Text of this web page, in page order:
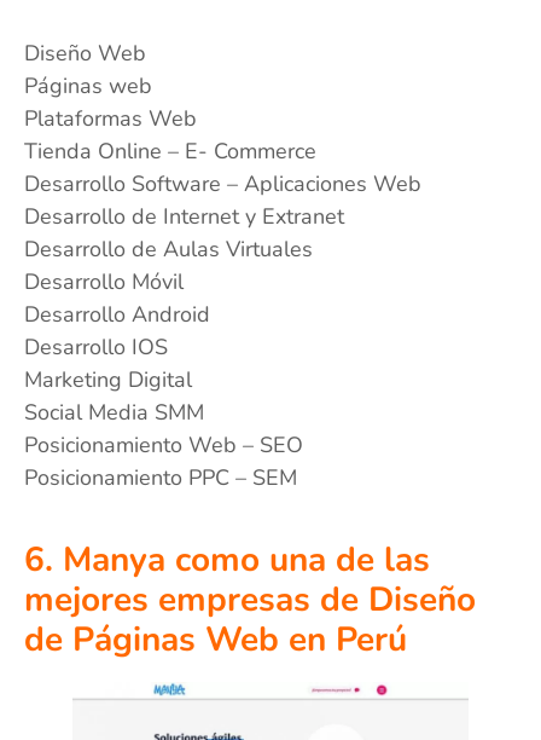
Diseño Web
Páginas web
Plataformas Web
Tienda Online – E- Commerce
Desarrollo Software – Aplicaciones Web
Desarrollo de Internet y Extranet
Desarrollo de Aulas Virtuales
Desarrollo Móvil
Desarrollo Android
Desarrollo IOS
Marketing Digital
Social Media SMM
Posicionamiento Web – SEO
Posicionamiento PPC – SEM
6. Manya como una de las
mejores empresas de Diseño
de Páginas Web en Perú